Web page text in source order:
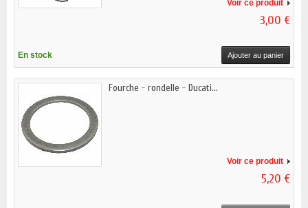
Voir ce produit
3,00 €
En stock Ajouter au panier
Fourche - rondelle - Ducati...
Voir ce produit
5,20 €